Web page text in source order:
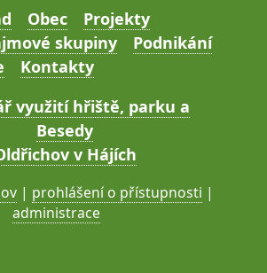
Obec
Projekty
skupiny
Podnikání
Kontakty
využití hřiště, parku a
Besedy
v Hájích
| prohlášení o přístupnosti |
administrace